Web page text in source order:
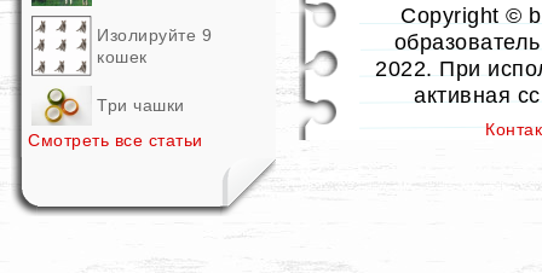
Изолируйте 9
кошек
Три чашки
Смотреть все статьи
Copyright ©
2022. При
активная